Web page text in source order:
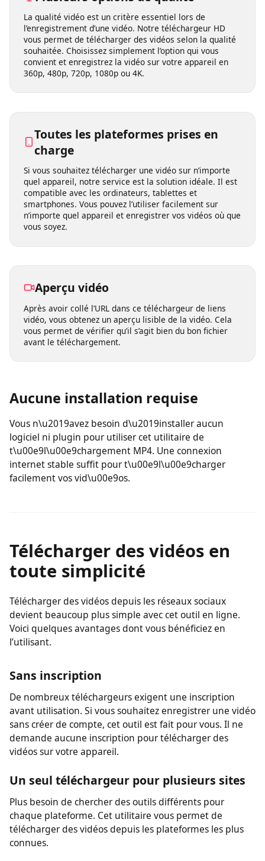
Plusieurs options de qualité
La qualité vidéo est un critère essentiel lors de
l’enregistrement d’une vidéo. Notre téléchargeur HD
convient et enregistrez la vidéo sur votre appareil en
Toutes les plateformes prises en
charge
Si vous souhaitez télécharger une vidéo sur n’importe
compatible avec les ordinateurs, tablettes et
vous soyez.
Aperçu vidéo
vous permet de vérifier qu’il s’agit bien du bon fichier
avant le téléchargement.
Aucune installation requise
Vous n\u2019avez besoin d\u2019installer aucun
facilement vos vid\u00e9os.
Télécharger des vidéos en
toute simplicité
Télécharger des vidéos depuis les réseaux sociaux
devient beaucoup plus simple avec cet outil en ligne.
Voici quelques avantages dont vous bénéficiez en
l’utilisant.
Sans inscription
avant utilisation. Si vous souhaitez enregistrer une vidéo
sans créer de compte, cet outil est fait pour vous. Il ne
demande aucune inscription pour télécharger des
vidéos sur votre appareil.